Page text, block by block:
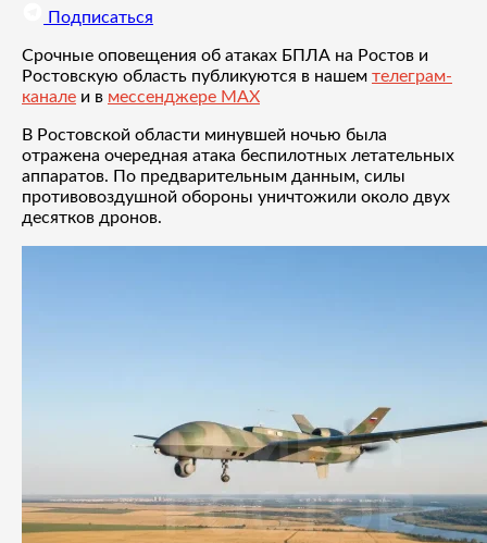
Подписаться
Срочные оповещения об атаках БПЛА на Ростов и
Ростовскую область публикуются в нашем телеграм-
канале и в мессенджере MAX
В Ростовской области минувшей ночью была
отражена очередная атака беспилотных летательных
аппаратов. По предварительным данным, силы
противовоздушной обороны уничтожили около двух
десятков дронов.